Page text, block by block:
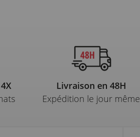
Livraison en 48H
Expédition le jour même